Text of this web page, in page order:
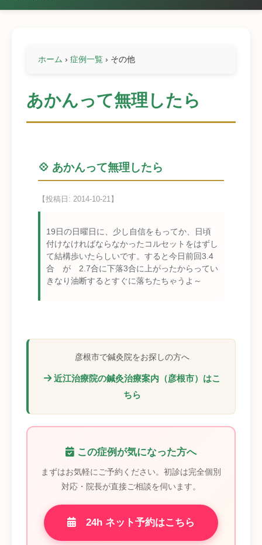
ホーム › 症例一覧 › その他
あかんって無理したら
💠 あかんって無理したら
【投稿日: 2014-10-21】
19日の日曜日に、少し自信をもってか、日頃
付けなければならなかったコルセットをはずし
て結構歩いたらしいです。すると今日前回3.4
合 が 2.7合に下落3合に上がったからってい
きなり油断するとすぐに落ちたちゃうよ～
彦根市で鍼灸院をお探しの方へ
近江治療院の鍼灸治療案内（彦根市）はこ
ちら
この症例が気になった方へ
まずはお気軽にご予約ください。初診は完全個別
対応・院長が直接ご相談を伺います。
24h ネット予約はこちら